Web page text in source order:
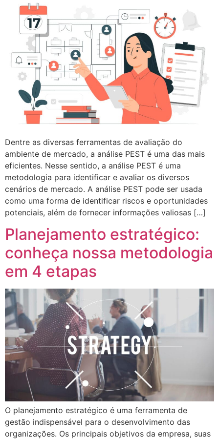
Dentre as diversas ferramentas de avaliação do
ambiente de mercado, a análise PEST é uma das mais
eficientes. Nesse sentido, a análise PEST é uma
metodologia para identificar e avaliar os diversos
cenários de mercado. A análise PEST pode ser usada
como uma forma de identificar riscos e oportunidades
potenciais, além de fornecer informações valiosas […]
Planejamento estratégico:
conheça nossa metodologia
em 4 etapas
O planejamento estratégico é uma ferramenta de
gestão indispensável para o desenvolvimento das
organizações. Os principais objetivos da empresa, suas